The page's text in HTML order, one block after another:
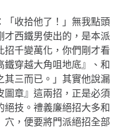
「收拾他了！」無我點頭
西鐵男使出的，是本派
招千變萬化，你們剛才看
鐵穿越大角咀地底』、和
其三而已。」其實他說漏
圖章』這兩招，正是必須
技。禮義廉絕招大多和
穴，便要將門派絕招全部